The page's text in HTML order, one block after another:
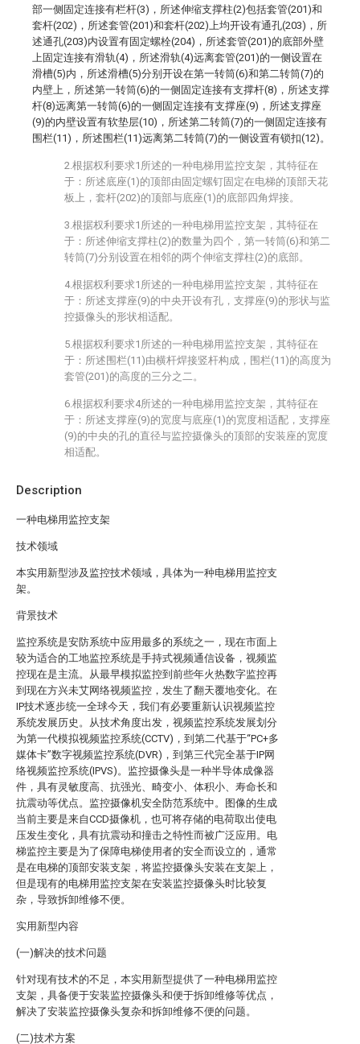
Description
一种电梯用监控支架
技术领域
本实用新型涉及监控技术领域，具体为一种电梯用监控支
架。
背景技术
监控系统是安防系统中应用最多的系统之一，现在市面上
较为适合的工地监控系统是手持式视频通信设备，视频监
控现在是主流。从最早模拟监控到前些年火热数字监控再
到现在方兴未艾网络视频监控，发生了翻天覆地变化。在
IP技术逐步统一全球今天，我们有必要重新认识视频监控
系统发展历史。从技术角度出发，视频监控系统发展划分
为第一代模拟视频监控系统(CCTV)，到第二代基于“PC+多
媒体卡”数字视频监控系统(DVR)，到第三代完全基于IP网
络视频监控系统(IPVS)。监控摄像头是一种半导体成像器
件，具有灵敏度高、抗强光、畸变小、体积小、寿命长和
抗震动等优点。监控摄像机安全防范系统中。图像的生成
当前主要是来自CCD摄像机，也可将存储的电荷取出使电
压发生变化，具有抗震动和撞击之特性而被广泛应用。电
梯监控主要是为了保障电梯使用者的安全而设立的，通常
是在电梯的顶部安装支架，将监控摄像头安装在支架上，
但是现有的电梯用监控支架在安装监控摄像头时比较复
杂，导致拆卸维修不便。
实用新型内容
(一)解决的技术问题
针对现有技术的不足，本实用新型提供了一种电梯用监控
支架，具备便于安装监控摄像头和便于拆卸维修等优点，
解决了安装监控摄像头复杂和拆卸维修不便的问题。
(二)技术方案
部一侧固定连接有栏杆(3)，所述伸缩支撑柱(2)包括套管(201)和
套杆(202)，所述套管(201)和套杆(202)上均开设有通孔(203)，所
述通孔(203)内设置有固定螺栓(204)，所述套管(201)的底部外壁
上固定连接有滑轨(4)，所述滑轨(4)远离套管(201)的一侧设置在
滑槽(5)内，所述滑槽(5)分别开设在第一转筒(6)和第二转筒(7)的
内壁上，所述第一转筒(6)的一侧固定连接有支撑杆(8)，所述支撑
杆(8)远离第一转筒(6)的一侧固定连接有支撑座(9)，所述支撑座
(9)的内壁设置有软垫层(10)，所述第二转筒(7)的一侧固定连接有
围栏(11)，所述围栏(11)远离第二转筒(7)的一侧设置有锁扣(12)。
2.根据权利要求1所述的一种电梯用监控支架，其特征在
于：所述底座(1)的顶部由固定螺钉固定在电梯的顶部天花
板上，套杆(202)的顶部与底座(1)的底部四角焊接。
3.根据权利要求1所述的一种电梯用监控支架，其特征在
于：所述伸缩支撑柱(2)的数量为四个，第一转筒(6)和第二
转筒(7)分别设置在相邻的两个伸缩支撑柱(2)的底部。
4.根据权利要求1所述的一种电梯用监控支架，其特征在
于：所述支撑座(9)的中央开设有孔，支撑座(9)的形状与监
控摄像头的形状相适配。
5.根据权利要求1所述的一种电梯用监控支架，其特征在
于：所述围栏(11)由横杆焊接竖杆构成，围栏(11)的高度为
套管(201)的高度的三分之二。
6.根据权利要求4所述的一种电梯用监控支架，其特征在
于：所述支撑座(9)的宽度与底座(1)的宽度相适配，支撑座
(9)的中央的孔的直径与监控摄像头的顶部的安装座的宽度
相适配。